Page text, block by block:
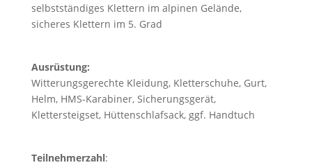
selbstständiges Klettern im alpinen Gelände,
sicheres Klettern im 5. Grad
Ausrüstung:
Witterungsgerechte Kleidung, Kletterschuhe, Gurt,
Helm, HMS-Karabiner, Sicherungsgerät,
Klettersteigset, Hüttenschlafsack, ggf. Handtuch
Teilnehmerzahl: